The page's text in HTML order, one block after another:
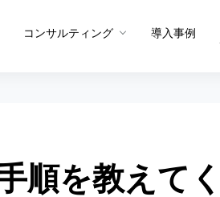
プロダクト概要
コンサルティング
グ PDCAメソッド
導入事例
順を教えて